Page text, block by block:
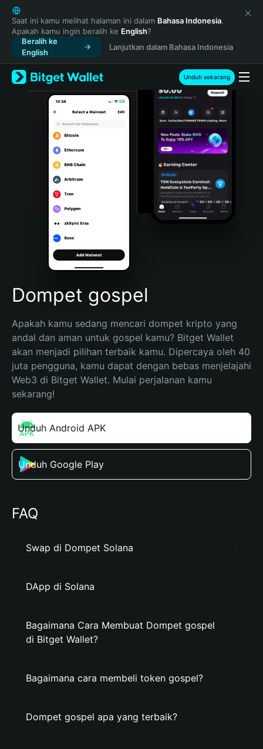
English
日本語
Tiếng Việt
Русский
Español (Latinoamérica)
Türkçe
Italiano
Português (Portugal)
Bahasa Indonesia
Português (Brasil)
Español (Argentina)
Saat ini kamu melihat halaman ini dalam Bahasa Indonesia.
Apakah kamu ingin beralih ke English?
Beralih ke
English
Lanjutkan dalam Bahasa Indonesia
Unduh sekarang
Dompet gospel
Apakah kamu sedang mencari dompet kripto yang
andal dan aman untuk gospel kamu? Bitget Wallet
akan menjadi pilihan terbaik kamu. Dipercaya oleh 40
juta pengguna, kamu dapat dengan bebas menjelajahi
Web3 di Bitget Wallet. Mulai perjalanan kamu
sekarang!
Unduh Android APK
Unduh Google Play
FAQ
Swap di Dompet Solana
DApp di Solana
Bagaimana Cara Membuat Dompet gospel
di Bitget Wallet?
Bagaimana cara membeli token gospel?
Dompet gospel apa yang terbaik?